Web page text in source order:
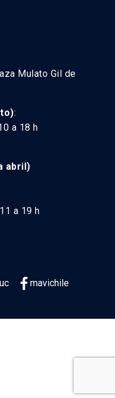
Mulato Gil de
:
a 18 h
abril)
a 19 h
mavichile